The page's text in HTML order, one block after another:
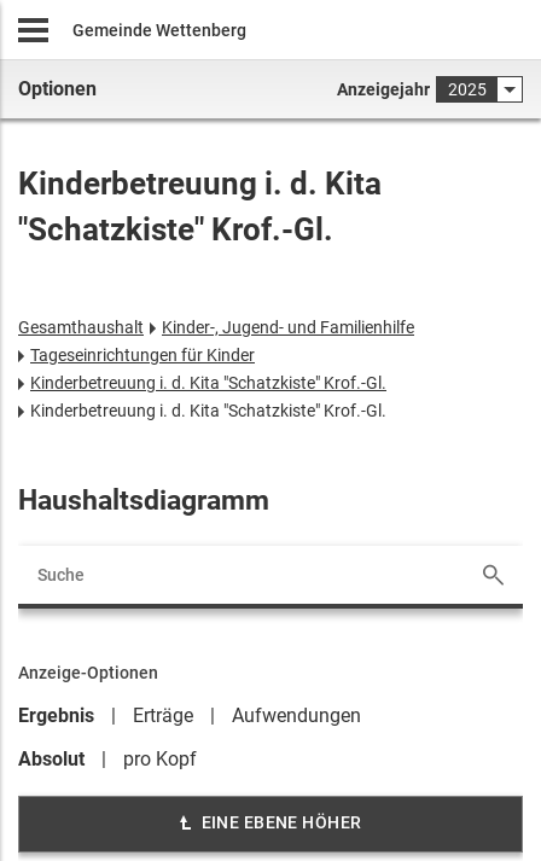
Gemeinde Wettenberg
Optionen Anzeigejahr 2025
Kinderbetreuung i. d. Kita
"Schatzkiste" Krof.-Gl.
Gesamthaushalt
Kinder-, Jugend- und Familienhilfe
Tageseinrichtungen für Kinder
Kinderbetreuung i. d. Kita "Schatzkiste" Krof.-Gl.
Kinderbetreuung i. d. Kita "Schatzkiste" Krof.-Gl.
Haushaltsdiagramm
Anzeige-Optionen
Ergebnis Erträge
Aufwendungen
Absolut
pro Kopf
EINE EBENE HÖHER